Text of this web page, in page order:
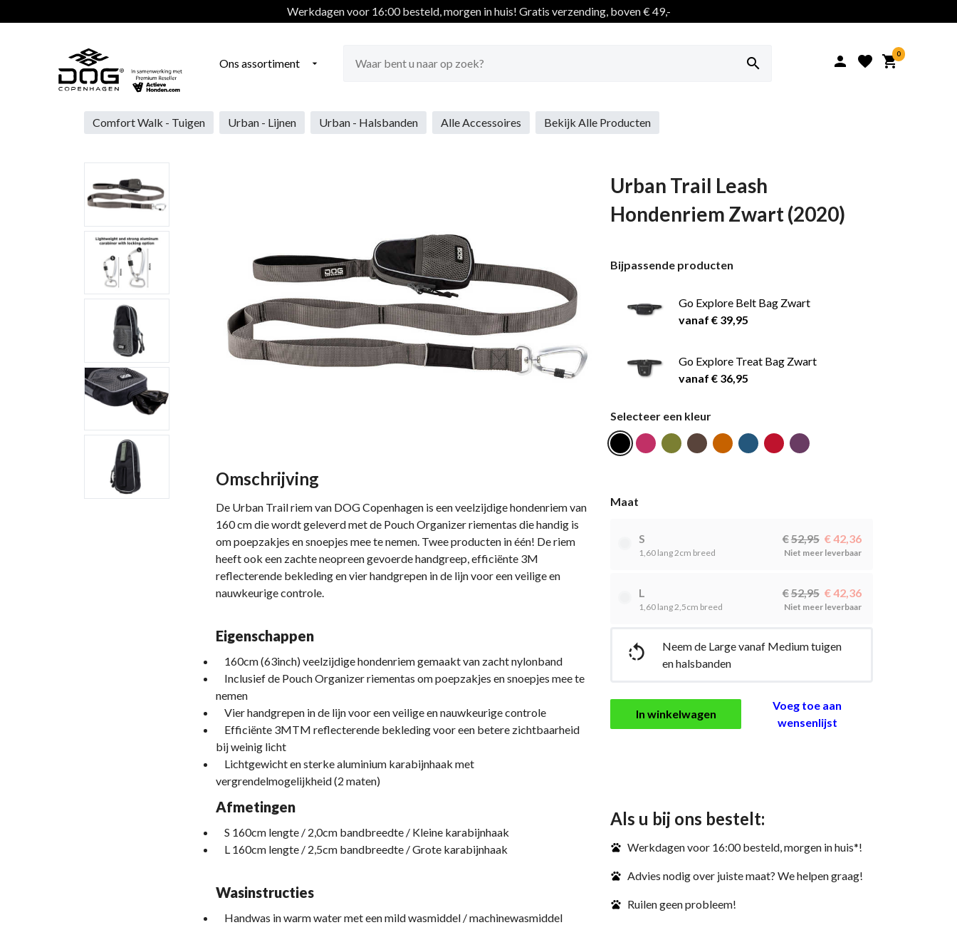
Werkdagen voor 16:00 besteld, morgen in huis! Gratis verzending, boven € 49,-
  0

Ons assortiment 
Comfort Walk - Tuigen Urban - Lijnen Urban - Halsbanden Alle Accessoires Bekijk Alle Producten
Urban Trail Leash
Hondenriem Zwart (2020)
Bijpassende producten
Go Explore Belt Bag Zwart
vanaf € 39,95
Go Explore Treat Bag Zwart
vanaf € 36,95
Selecteer een kleur
Maat
S
1,60 lang 2cm breed
52,95 42,36
Niet meer leverbaar
L
1,60 lang 2,5cm breed
52,95 42,36
Niet meer leverbaar

Neem de Large vanaf Medium tuigen
en halsbanden
In winkelwagen
Voeg toe aan
wensenlijst
Omschrijving
De Urban Trail riem van DOG Copenhagen is een veelzijdige hondenriem van
160 cm die wordt geleverd met de Pouch Organizer riementas die handig is
om poepzakjes en snoepjes mee te nemen. Twee producten in één! De riem
heeft ook een zachte neopreen gevoerde handgreep, efficiënte 3M
reflecterende bekleding en vier handgrepen in de lijn voor een veilige en
nauwkeurige controle.
Eigenschappen
160cm (63inch) veelzijdige hondenriem gemaakt van zacht nylonband
Inclusief de Pouch Organizer riementas om poepzakjes en snoepjes mee te
nemen
Vier handgrepen in de lijn voor een veilige en nauwkeurige controle
Efficiënte 3MTM reflecterende bekleding voor een betere zichtbaarheid
bij weinig licht
Lichtgewicht en sterke aluminium karabijnhaak met
vergrendelmogelijkheid (2 maten)
Afmetingen
S 160cm lengte / 2,0cm bandbreedte / Kleine karabijnhaak
L 160cm lengte / 2,5cm bandbreedte / Grote karabijnhaak
Wasinstructies
Handwas in warm water met een mild wasmiddel / machinewasmiddel
Als u bij ons bestelt:
Werkdagen voor 16:00 besteld, morgen in huis*!
Advies nodig over juiste maat? We helpen graag!
Ruilen geen probleem!